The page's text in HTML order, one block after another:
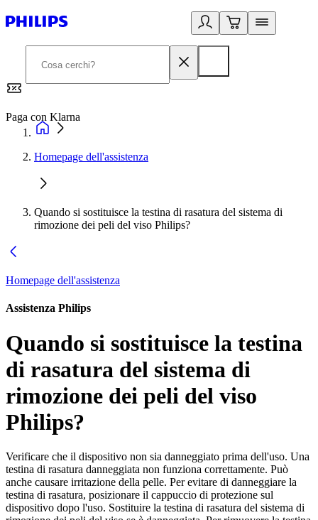
Paga con Klarna
Homepage dell'assistenza
Quando si sostituisce la testina di rasatura del sistema di
rimozione dei peli del viso Philips?
Homepage dell'assistenza
Assistenza Philips
Quando si sostituisce la testina
di rasatura del sistema di
rimozione dei peli del viso
Philips?
Verificare che il dispositivo non sia danneggiato prima dell'uso. Una
testina di rasatura danneggiata non funziona correttamente. Può
anche causare irritazione della pelle. Per evitare di danneggiare la
testina di rasatura, posizionare il cappuccio di protezione sul
dispositivo dopo l'uso. Sostituire la testina di rasatura del sistema di